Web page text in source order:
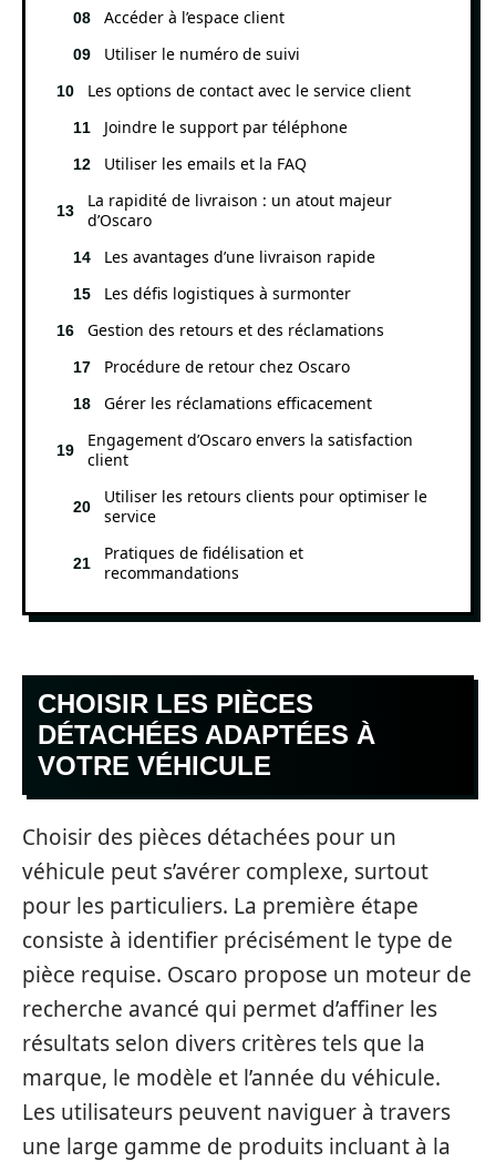
Accéder à l’espace client
Utiliser le numéro de suivi
Les options de contact avec le service client
Joindre le support par téléphone
Utiliser les emails et la FAQ
La rapidité de livraison : un atout majeur
d’Oscaro
Les avantages d’une livraison rapide
Les défis logistiques à surmonter
Gestion des retours et des réclamations
Procédure de retour chez Oscaro
Gérer les réclamations efficacement
Engagement d’Oscaro envers la satisfaction
client
Utiliser les retours clients pour optimiser le
service
Pratiques de fidélisation et
recommandations
CHOISIR LES PIÈCES
DÉTACHÉES ADAPTÉES À
VOTRE VÉHICULE
Choisir des pièces détachées pour un
véhicule peut s’avérer complexe, surtout
pour les particuliers. La première étape
consiste à identifier précisément le type de
pièce requise. Oscaro propose un moteur de
recherche avancé qui permet d’affiner les
résultats selon divers critères tels que la
marque, le modèle et l’année du véhicule.
Les utilisateurs peuvent naviguer à travers
une large gamme de produits incluant à la